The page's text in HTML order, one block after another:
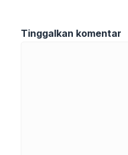
Tinggalkan komentar